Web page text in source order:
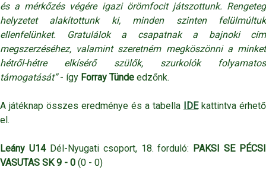
és a mérkőzés végére igazi örömfocit játszottunk. Rengeteg
helyzetet alakítottunk ki, minden szinten felülmúltuk
ellenfelünket. Gratulálok a csapatnak a bajnoki cím
megszerzéséhez, valamint szeretném megköszönni a minket
hétről-hétre elkísérő szülők, szurkolók folyamatos
támogatását” - így Forray Tünde edzőnk.
A játéknap összes eredménye és a tabella IDEkattintva érhető
el.
Leány U14Dél-Nyugati csoport, 18. forduló: PAKSI SE PÉCSI
VASUTAS SK 9 - 0 (0 - 0)